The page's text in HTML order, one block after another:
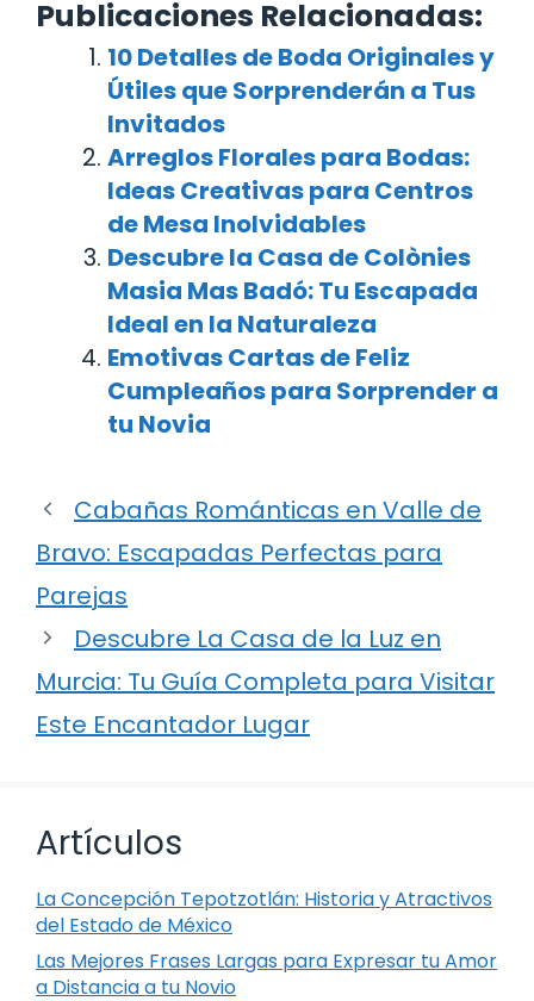
Publicaciones Relacionadas:
10 Detalles de Boda Originales y
Útiles que Sorprenderán a Tus
Invitados
Arreglos Florales para Bodas:
Ideas Creativas para Centros
de Mesa Inolvidables
Descubre la Casa de Colònies
Masia Mas Badó: Tu Escapada
Ideal en la Naturaleza
Emotivas Cartas de Feliz
Cumpleaños para Sorprender a
tu Novia
Cabañas Románticas en Valle de
Bravo: Escapadas Perfectas para
Parejas
Descubre La Casa de la Luz en
Murcia: Tu Guía Completa para Visitar
Este Encantador Lugar
Artículos
La Concepción Tepotzotlán: Historia y Atractivos
del Estado de México
Las Mejores Frases Largas para Expresar tu Amor
a Distancia a tu Novio